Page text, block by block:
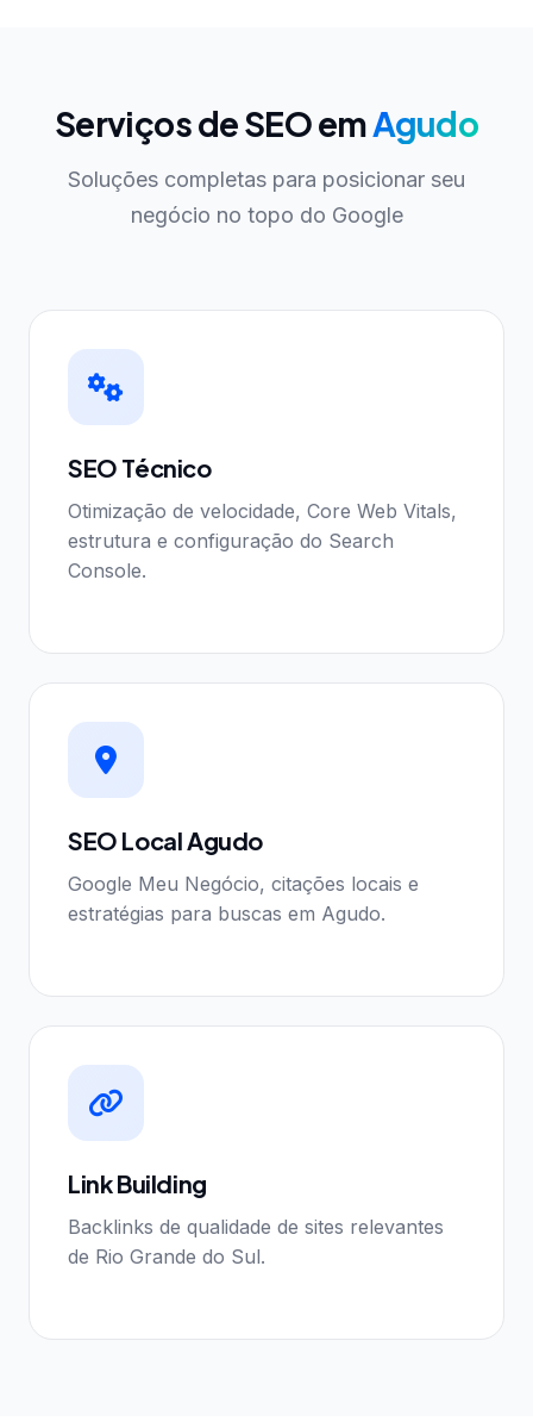
Serviços de SEO emAgudo
Soluções completas para posicionar seu
negócio no topo do Google
SEO Técnico
Otimização de velocidade, Core Web Vitals,
estrutura e configuração do Search
Console.
SEO Local Agudo
Google Meu Negócio, citações locais e
estratégias para buscas em Agudo.
Link Building
Backlinks de qualidade de sites relevantes
de Rio Grande do Sul.